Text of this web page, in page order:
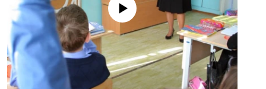
No media source currently available